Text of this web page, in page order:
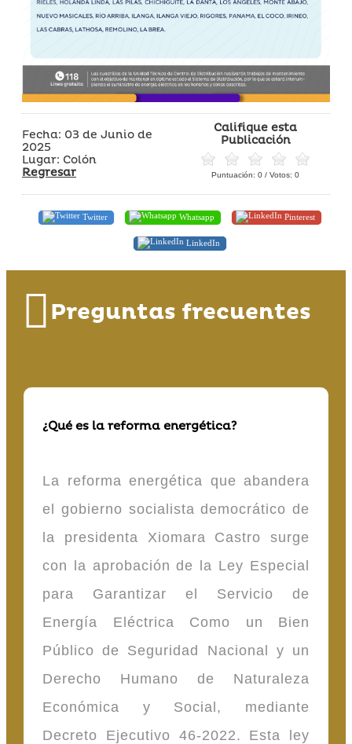
Fecha: 03 de Junio de
2025
Lugar: Colón
Regresar
Califique esta
Publicación
Puntuación: 0 / Votos: 0
Twitter Whatsapp Pinterest
LinkedIn
Preguntas frecuentes
¿Qué es la reforma energética?
La reforma energética que abandera
el gobierno socialista democrático de
la presidenta Xiomara Castro surge
con la aprobación de la Ley Especial
para Garantizar el Servicio de
Energía Eléctrica Como un Bien
Público de Seguridad Nacional y un
Derecho Humano de Naturaleza
Económica y Social, mediante
Decreto Ejecutivo 46-2022. Esta ley